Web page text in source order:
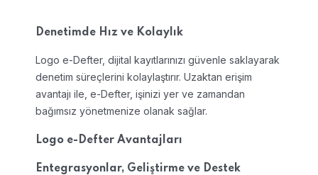
Denetimde Hız ve Kolaylık
Logo e-Defter, dijital kayıtlarınızı güvenle saklayarak
denetim süreçlerini kolaylaştırır. Uzaktan erişim
avantajı ile, e-Defter, işinizi yer ve zamandan
bağımsız yönetmenize olanak sağlar.
Logo e-Defter Avantajları
Entegrasyonlar, Geliştirme ve Destek